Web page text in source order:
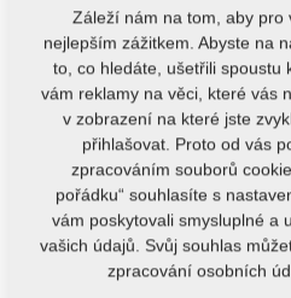
MATICE 6HR M12-10.9
m10439
Záleží nám na tom, aby pro
nejlepším zážitkem. Abyste na
to, co hledáte, ušetřili spoustu
vám reklamy na věci, které vás
v zobrazení na které jste
přihlašovat. Proto od vás
zpracováním souborů
pořádku“ souhlasíte s
vám poskytovali smysluplné a
vašich údajů. Svůj souhlas
zpracování osobních